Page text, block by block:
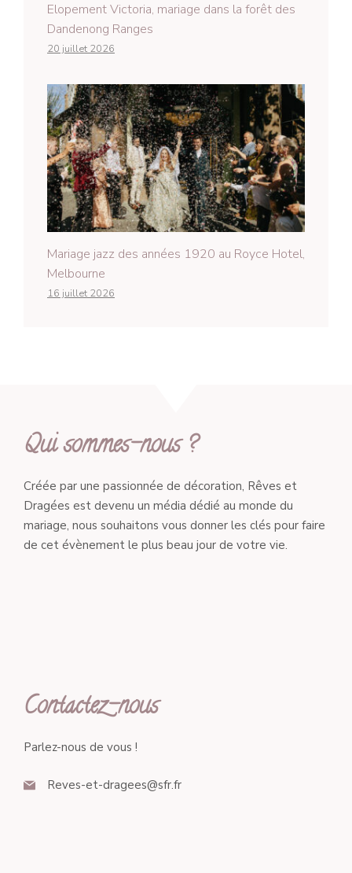
Elopement Victoria, mariage dans la forêt des
Dandenong Ranges
20 juillet 2026
Mariage jazz des années 1920 au Royce Hotel,
Melbourne
16 juillet 2026
Qui sommes-nous ?
Créée par une passionnée de décoration, Rêves et
Dragées est devenu un média dédié au monde du
mariage, nous souhaitons vous donner les clés pour faire
de cet évènement le plus beau jour de votre vie.
Contactez-nous
Parlez-nous de vous !
Reves-et-dragees@sfr.fr